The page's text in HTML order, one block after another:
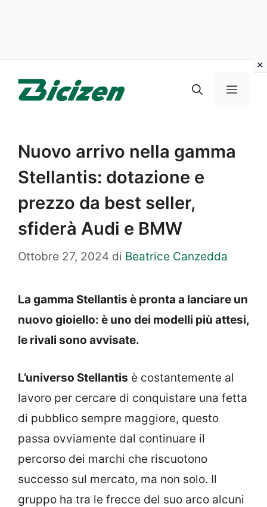
Menu
Nuovo arrivo nella gamma
Stellantis: dotazione e
prezzo da best seller,
sfiderà Audi e BMW
Ottobre 27, 2024 di Beatrice Canzedda
La gamma Stellantis è pronta a lanciare un
nuovo gioiello: è uno dei modelli più attesi,
le rivali sono avvisate.
L’universo Stellantis è costantemente al
lavoro per cercare di conquistare una fetta
di pubblico sempre maggiore, questo
passa ovviamente dal continuare il
percorso dei marchi che riscuotono
successo sul mercato, ma non solo. Il
gruppo ha tra le frecce del suo arco alcuni